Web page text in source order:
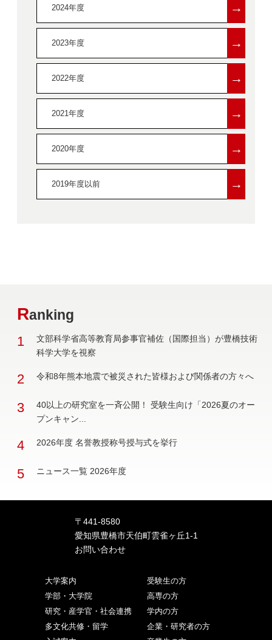
2024年度 →
2023年度 →
2022年度 →
2021年度 →
2020年度 →
2019年度以前 →
Ranking
1
文部科学省高等教育局参事官補佐（国際担当）が豊橋技術
科学大学を視察
2 令和8年熊本地震で被災された皆様および関係者の方々へ
3
40以上の研究室を一斉公開！ 受験生向け「2026夏のオー
プンキャン...
4 2026年度 名誉教授称号授与式を挙行
5 ニュース一覧 2026年度
〒441-8580
愛知県豊橋市天伯町雲雀ヶ丘1-1
お問い合わせ
大学案内
学部・大学院
研究・産学官・社会連携
多文化共修・留学
受験生の方
高専の方
学内の方
企業・研究者の方